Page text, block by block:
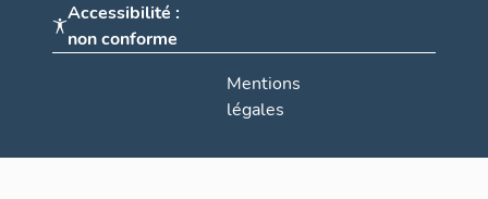
Accessibilité :
non conforme
Mentions
légales